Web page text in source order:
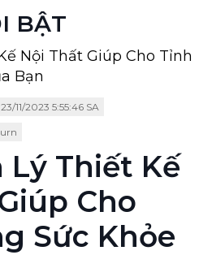
BẬT
Nội Thất Giúp Cho Tỉnh
Bạn
23/11/2023 5:55:46 SA
Lý Thiết Kế
Cho
Sức Khỏe